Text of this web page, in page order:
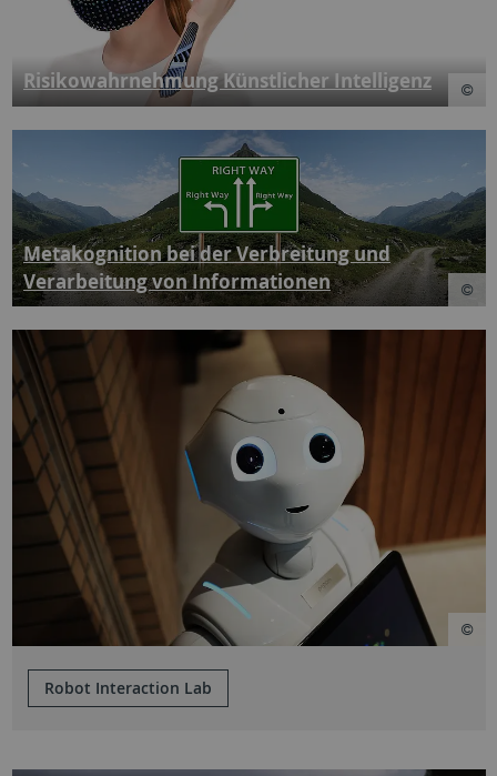
Risikowahrnehmung Künstlicher Intelligenz
Metakognition bei der Verbreitung und
Verarbeitung von Informationen
Robot Interaction Lab